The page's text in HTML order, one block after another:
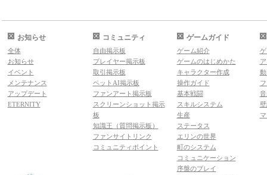
お知らせ
全体
お知らせ
イベント
メンテナンス
アップデート
ETERNITY
コミュニティ
自由掲示板
プレイヤー掲示板
取引掲示板
ペットAI掲示板
ファンアート掲示板
スクリーンショット掲示
板
知識王（質問掲示板）
ファンサイトリンク
コミュニティポイント
ゲームガイド
ゲーム紹介
ゲームのはじめかた
キャラクター作成
操作ガイド
基本戦闘
スキルシステム
生産
ステータス
エリンの世界
町のシステム
コミュニケーション
序盤のプレイ